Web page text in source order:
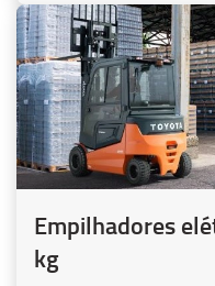
Empilhadores
kg